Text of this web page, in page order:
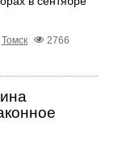
Томск
2766